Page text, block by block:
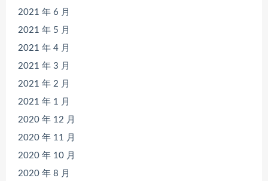
2021 年 6 月
2021 年 5 月
2021 年 4 月
2021 年 3 月
2021 年 2 月
2021 年 1 月
2020 年 12 月
2020 年 11 月
2020 年 10 月
2020 年 8 月